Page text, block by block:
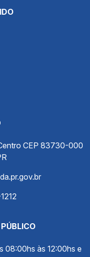
CEP 83730-000
08:00hs às 12:00hs e